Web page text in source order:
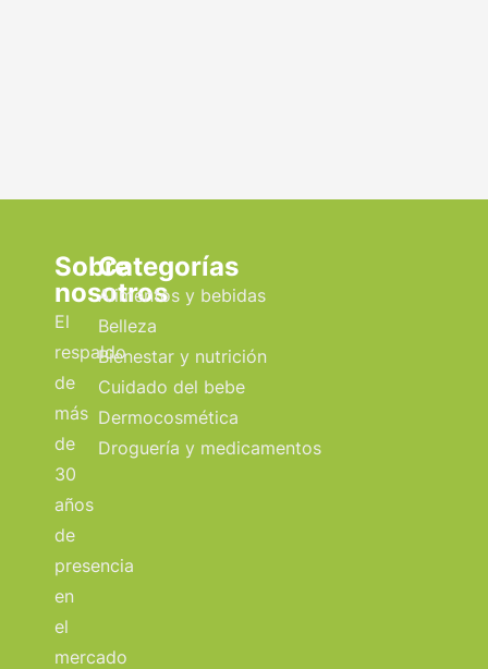
Sobre
nosotros
El
respaldo
de
más
de
30
años
de
presencia
en
el
mercado
Categorías
Alimentos y bebidas
Belleza
Bienestar y nutrición
Cuidado del bebe
Dermocosmética
Droguería y medicamentos